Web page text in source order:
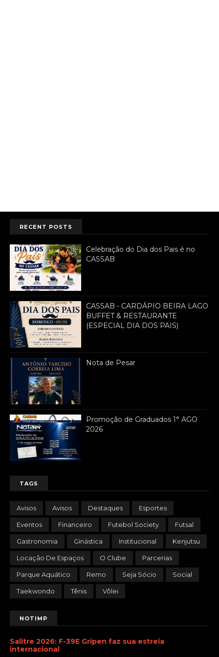
RECENT POSTS
Celebração do Dia dos Pais é no
CASSAB
CASSAB - CARDÁPIO BEIRA LAGO
BUFFET & RESTAURANTE
(ESPECIAL DIA DOS PAIS)
Nota de Pesar
Promoção de Graduados 1° AGO
2026
TAGS
Avisos Avisos Destaques Esportes
Eventos Financeiro Futebol Society Futsal
Gastronomia Ginástica Institucional Kenjutsu
Locação De Espaços O Clube Parcerias
Parque Aquático Remo Seja Sócio Social
Taekwondo Tênis Vôlei
NOTIMP
Salitre 2026: F-39E Gripen faz sua estreia
internacional